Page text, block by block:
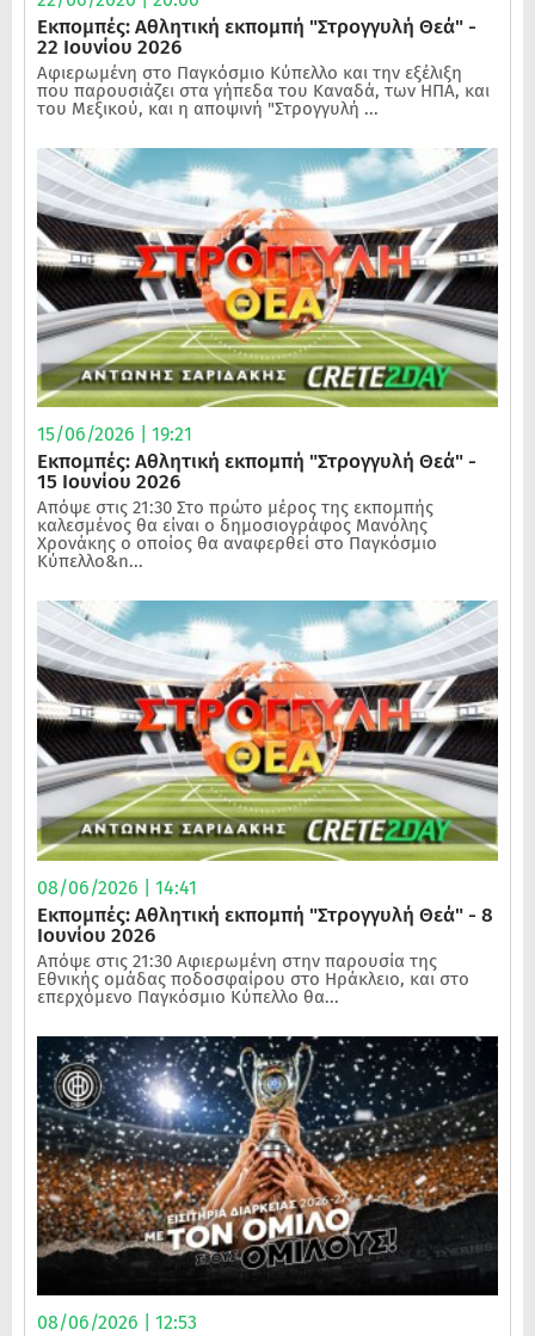
Εκπομπές: Αθλητική εκπομπή "Στρογγυλή Θεά" -
22 Ιουνίου 2026
Αφιερωμένη στο Παγκόσμιο Κύπελλο και την εξέλιξη
που παρουσιάζει στα γήπεδα του Καναδά, των ΗΠΑ, και
του Μεξικού, και η αποψινή "Στρογγυλή ...
15/06/2026 | 19:21
Εκπομπές: Αθλητική εκπομπή "Στρογγυλή Θεά" -
15 Ιουνίου 2026
Απόψε στις 21:30 Στο πρώτο μέρος της εκπομπής
καλεσμένος θα είναι ο δημοσιογράφος Μανόλης
Χρονάκης ο οποίος θα αναφερθεί στο Παγκόσμιο
Κύπελλο&n...
08/06/2026 | 14:41
Εκπομπές: Αθλητική εκπομπή "Στρογγυλή Θεά" - 8
Ιουνίου 2026
Απόψε στις 21:30 Αφιερωμένη στην παρουσία της
Εθνικής ομάδας ποδοσφαίρου στο Ηράκλειο, και στο
επερχόμενο Παγκόσμιο Κύπελλο θα...
08/06/2026 | 12:53